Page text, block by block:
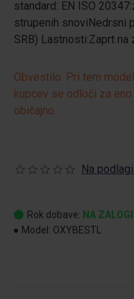
standard: EN ISO
strupenih snoviNedrsni
SRB) Lastnosti:Zaprt na
Obvestilo: Pri tem
kupcev se odloči za
običajno.
Na
Rok dobave: NA ZALOGI
Model: OXYBESTL